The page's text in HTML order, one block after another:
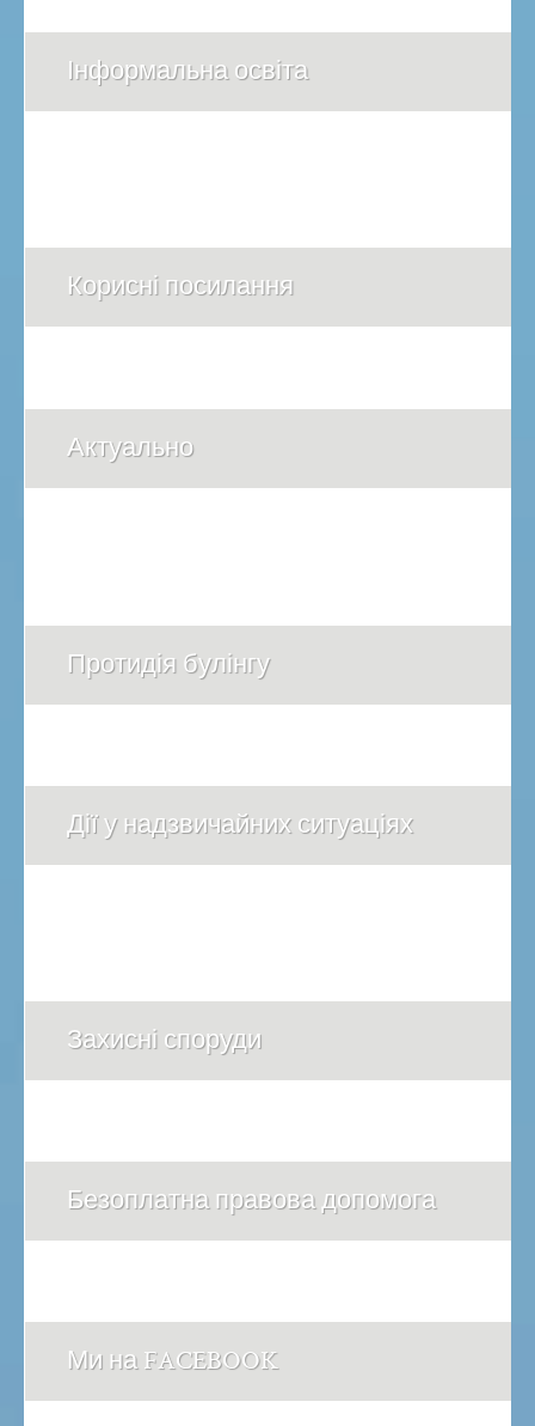
Інформальна освіта
Корисні посилання
Актуально
Протидія булінгу
Дії у надзвичайних ситуаціях
Захисні споруди
Безоплатна правова допомога
Ми на FACEBOOK